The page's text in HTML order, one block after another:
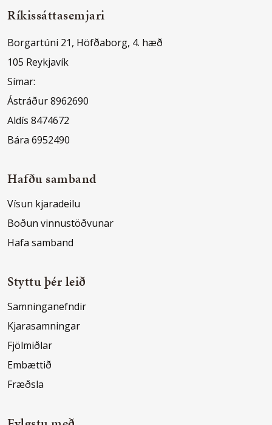
Ríkissáttasemjari
Borgartúni 21, Höfðaborg, 4. hæð
105 Reykjavík
Símar:
Ástráður 8962690
Aldís 8474672
Bára 6952490
Hafðu samband
Vísun kjaradeilu
Boðun vinnustöðvunar
Hafa samband
Styttu þér leið
Samninganefndir
Kjarasamningar
Fjölmiðlar
Embættið
Fræðsla